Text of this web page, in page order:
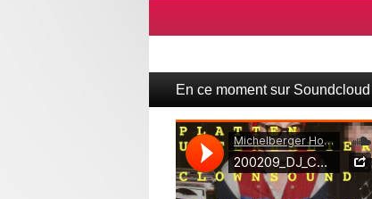
En ce moment sur Soundcloud